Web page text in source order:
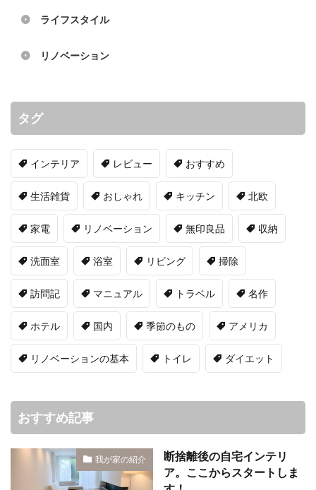
ライフスタイル
リノベーション
タグ
インテリア レビュー おすすめ
生活雑貨 おしゃれ キッチン 北欧
家電 リノベーション 無印良品 収納
洗面室 浴室 リビング 掃除
訪問記 マニュアル トラベル 名作
ホテル 国内 季節のもの アメリカ
リノベーションの基本 トイレ ダイエット
おすすめ記事
我が家の紹介
断捨離後の自宅インテリ
ア。ここからスタートしま